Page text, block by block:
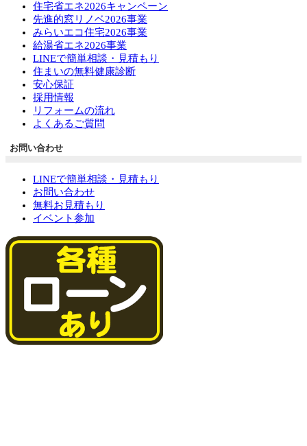
住宅省エネ2026キャンペーン
先進的窓リノベ2026事業
みらいエコ住宅2026事業
給湯省エネ2026事業
LINEで簡単相談・見積もり
住まいの無料健康診断
安心保証
採用情報
リフォームの流れ
よくあるご質問
お問い合わせ
LINEで簡単相談・見積もり
お問い合わせ
無料お見積もり
イベント参加